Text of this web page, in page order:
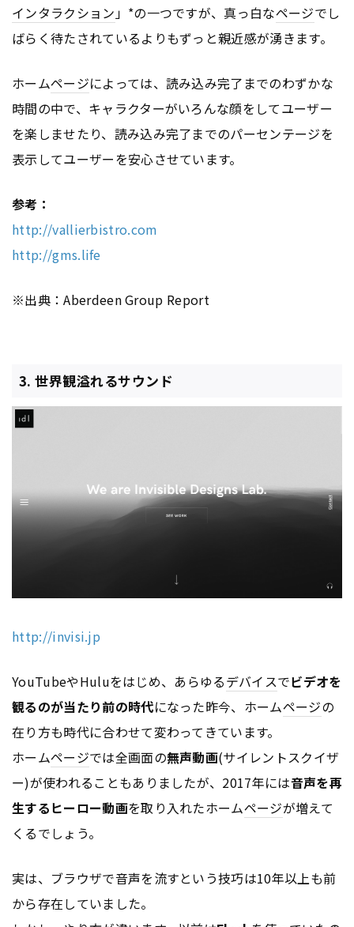
インタラクション 」*の一つですが、真っ白なページでし
ばらく待たされているよりもずっと親近感が湧きます。
ホームページによっては、読み込み完了までのわずかな
時間の中で、キャラクターがいろんな顔をしてユーザー
を楽しませたり、読み込み完了までのパーセンテージを
表示してユーザーを安心させています。
参考：
http://vallierbistro.com
http://gms.life
※出典：Aberdeen Group Report
3. 世界観溢れるサウンド
http://invisi.jp
YouTubeやHuluをはじめ、あらゆるデバイスでビデオを
観るのが当たり前の時代になった昨今、ホームページの
在り方も時代に合わせて変わってきています。
ホームページでは全画面の無声動画(サイレントスクイザ
ー)が使われることもありましたが、2017年には音声を再
生するヒーロー動画を取り入れたホームページが増えて
くるでしょう。
実は、ブラウザで音声を流すという技巧は10年以上も前
から存在していました。